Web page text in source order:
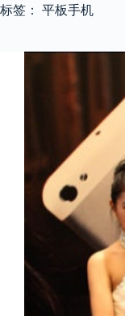
标签： 平板手机